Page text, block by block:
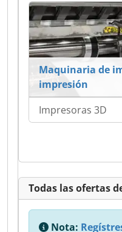
Maquinaria de
impresión
Impresoras 3D
Todas las ofertas
Nota: